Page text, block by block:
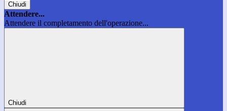
Chiudi
Attendere...
Attendere il completamento dell'operazione...
Chiudi